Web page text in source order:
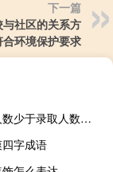
下一篇
社区的关系方
环境保护要求
考研报考人数少于录取人数怎么办
字成语